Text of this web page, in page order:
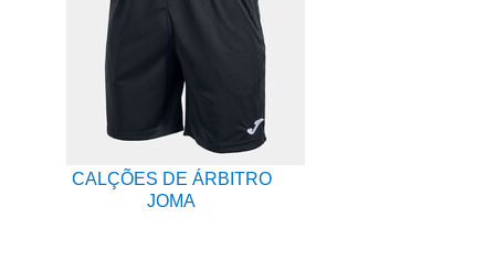
CALÇÕES DE ÁRBITRO
JOMA